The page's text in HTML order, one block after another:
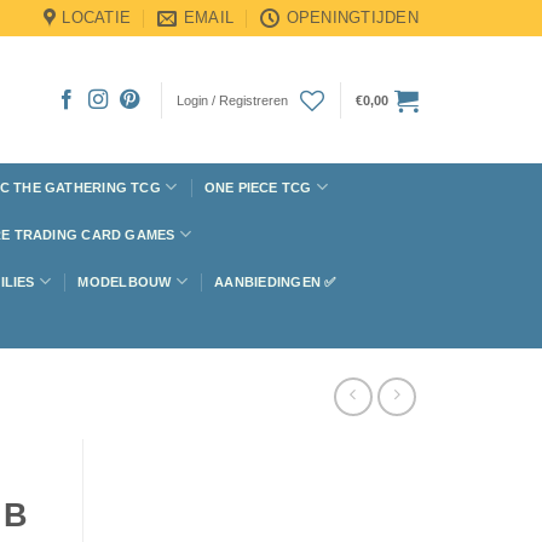
LOCATIE EMAIL OPENINGTIJDEN
Login / Registreren €0,00
THE GATHERING TCG ONE PIECE TCG
TRADING CARD GAMES
MODELBOUW AANBIEDINGEN ✅